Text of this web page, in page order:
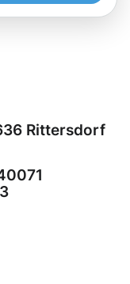
Rittersdorf